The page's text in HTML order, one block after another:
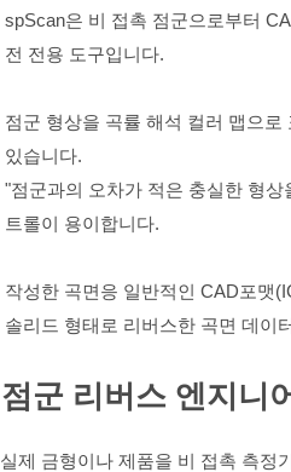
spScan은 비 접촉 점군으로부터
전 전용 도구입니다.
점군 형상을 곡률 해석 컬러 맵으
있습니다.
"점군과의 오차가 적은 충실한 형
트롤이 용이합니다.
작성한 곡면응 일반적인 CAD포맷
솔리드 형태로 리버스한 곡면 데이
점군 리버스 엔지니
실제 금형이나 제품을 비 접촉 측정